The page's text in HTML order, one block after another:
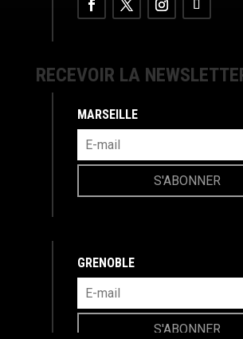
RECEVOIR LA
MARSEILLE
S'ABONNER
GRENOBLE
S'ABONNER